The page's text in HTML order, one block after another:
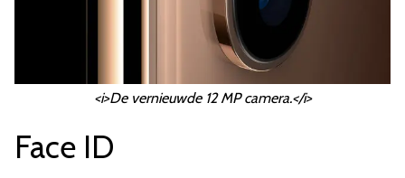
<i>De vernieuwde 12 MP camera.</i>
Face ID